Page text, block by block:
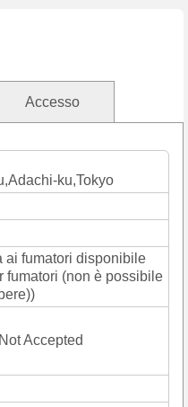
Accesso
ku,Tokyo
ai fumatori disponibile
fumatori (non è possibile
Accepted